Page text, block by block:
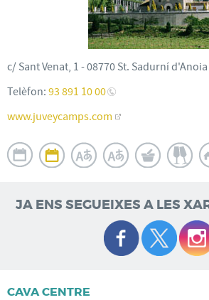
c/ Sant Venat, 1 - 08770 St. Sadurní d'Anoia
Telèfon: 93 891 10 00
www.juveycamps.com
JA ENS SEGUEIXES A LES
CAVA CENTRE